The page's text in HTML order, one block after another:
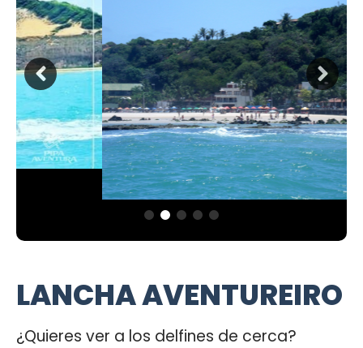
LANCHA AVENTUREIRO
¿Quieres ver a los delfines de cerca?